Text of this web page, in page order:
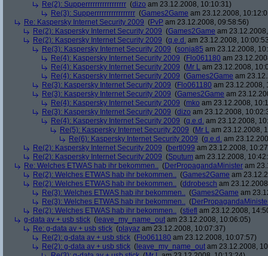
Re(2): Supperrrrrrrrrrrrrrrrr (dizo am 23.12.2008, 10:10:31)
Re(3): Supperrrrrrrrrrrrrrrrr (Games2Game am 23.12.2008,
Re: Kaspersky Internet Security 2009 (PvP am 23.12.2008, 09:58:56)
Re(2): Kaspersky Internet Security 2009 (Games2Game am
Re(2): Kaspersky Internet Security 2009 (q.e.d. am 23.12.2008,
Re(3): Kaspersky Internet Security 2009 (sonja85 am 23.12.2008,
Re(4): Kaspersky Internet Security 2009 (Flo061180 am
Re(4): Kaspersky Internet Security 2009 (Mr L am 23.12.2008,
Re(4): Kaspersky Internet Security 2009 (Games2Game am
Re(3): Kaspersky Internet Security 2009 (Flo061180 am 23.12.2008,
Re(3): Kaspersky Internet Security 2009 (Games2Game am
Re(4): Kaspersky Internet Security 2009 (mko am 23.12.2008,
Re(3): Kaspersky Internet Security 2009 (dizo am 23.12.2008,
Re(4): Kaspersky Internet Security 2009 (q.e.d. am 23.12.2008,
Re(5): Kaspersky Internet Security 2009 (Mr L am 23.12.2008,
Re(6): Kaspersky Internet Security 2009 (q.e.d. am
Re(2): Kaspersky Internet Security 2009 (bertl099 am 23.12.2008,
Re(2): Kaspersky Internet Security 2009 (Sputum am 23.12.2008,
Re: Welches ETWAS hab ihr bekommen.. (DerPropagandaMinister am
Re(2): Welches ETWAS hab ihr bekommen.. (Games2Game am
Re(2): Welches ETWAS hab ihr bekommen.. (ddrobesch am
Re(3): Welches ETWAS hab ihr bekommen.. (Games2Game am
Re(3): Welches ETWAS hab ihr bekommen.. (
Re(2): Welches ETWAS hab ihr bekommen.. (stiefl am 23.12.2008,
g-data av + usb stick ( leave_my_name_out am 23.12.2008, 10:06:05)
Re: g-data av + usb stick (playaz am 23.12.2008, 10:07:37)
Re(2): g-data av + usb stick (Flo061180 am 23.12.2008, 10:07:57)
Re(2): g-data av + usb stick ( leave_my_name_out am 23.12.2008,